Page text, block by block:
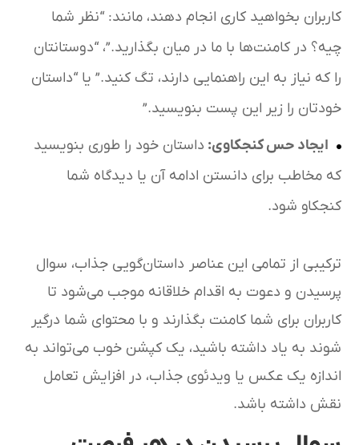
کاربران بخواهید کاری انجام دهند، مانند: “نظر شما
چیه؟ در کامنت‌ها با ما در میان بگذارید.”، “دوستانتان
را که نیاز به این راهنمایی دارند، تگ کنید.” یا “داستان
خودتان را زیر این پست بنویسید.”
ایجاد حس کنجکاوی: داستان خود را طوری بنویسید
که مخاطب برای دانستن ادامه آن یا دیدگاه شما
کنجکاو شود.
ترکیبی از تمامی این عناصر داستان‌گویی جذاب، سوال
پرسیدن و دعوت به اقدام خلاقانه موجب می‌شود تا
کاربران برای شما کامنت بگذارند و با محتوای شما درگیر
شوند به یاد داشته باشید، یک کپشن خوب می‌تواند به
اندازه یک عکس یا ویدئوی جذاب، در افزایش تعامل
نقش داشته باشد.